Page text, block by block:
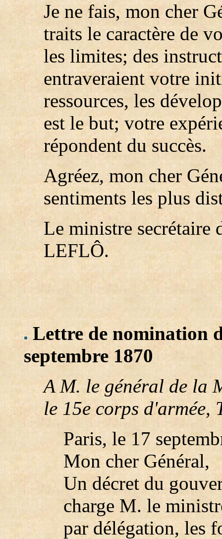
Je ne fais, mon cher
traits le caractère de
les limites; des
entraveraient votre
ressources, les
est le but; votre
répondent du succès.
Agréez, mon cher
sentiments les plus
Le ministre secrétaire
LEFLÔ.
Lettre de nomination
septembre 1870
A M. le général de la
le 15e corps d'armée,
Paris, le 17
Mon cher Général,
Un décret du
charge M. le
par délégation, les